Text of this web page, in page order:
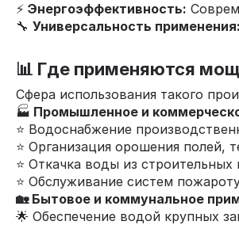
⚡ Энергоэффективность:
🔧 Универсальность применения:
📊 Где применяются
Сфера использования такого
🏭 Промышленное и
⭐ Водоснабжение
⭐ Организация орошения полей,
⭐ Откачка воды из
⭐ Обслуживание систем
🏡 Бытовое и коммунальное
🌟 Обеспечение водой крупных